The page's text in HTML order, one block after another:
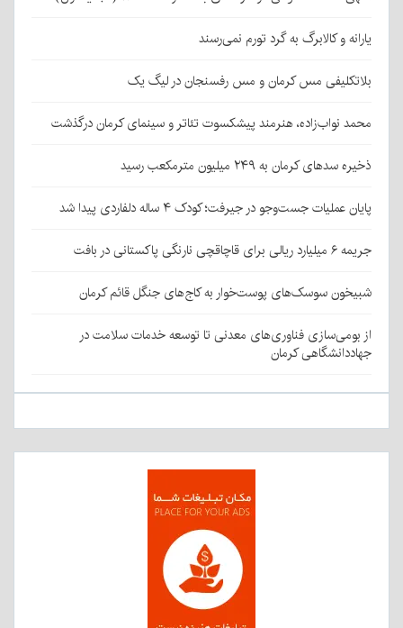
یارانه و کالابرگ به گرد تورم نمی‌رسند
بلاتکلیفی مس کرمان و مس رفسنجان در لیگ یک
محمد نواب‌زاده، هنرمند پیشکسوت تئاتر و سینمای کرمان درگذشت
ذخیره سدهای کرمان به ۲۴۹ میلیون مترمکعب رسید
پایان عملیات جست‌وجو در جیرفت؛ کودک ۴ ساله دلفاردی پیدا شد
جریمه ۶ میلیارد ریالی برای قاچاقچی نارنگی پاکستانی در بافت
شبیخون سوسک‌های پوست‌خوار به کاج‌های جنگل قائم کرمان
از بومی‌سازی فناوری‌های معدنی تا توسعه خدمات سلامت در
جهاددانشگاهی کرمان